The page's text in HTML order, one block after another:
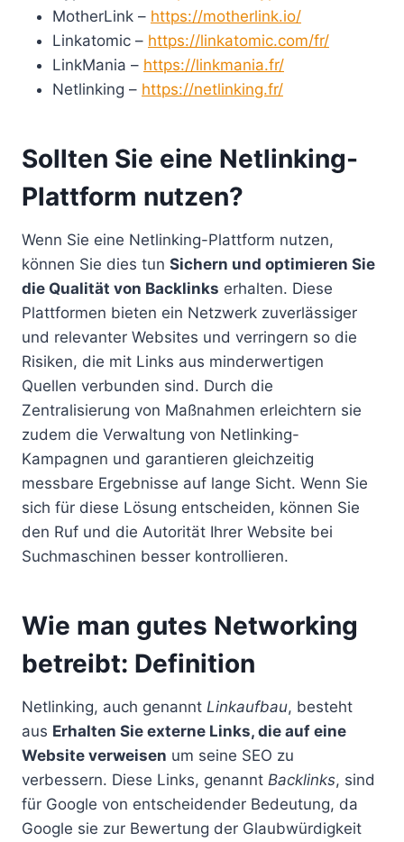
MotherLink – https://motherlink.io/
Linkatomic – https://linkatomic.com/fr/
LinkMania – https://linkmania.fr/
Netlinking – https://netlinking.fr/
Sollten Sie eine Netlinking-
Plattform nutzen?
Wenn Sie eine Netlinking-Plattform nutzen,
können Sie dies tun Sichern und optimieren Sie
die Qualität von Backlinks erhalten. Diese
Plattformen bieten ein Netzwerk zuverlässiger
und relevanter Websites und verringern so die
Risiken, die mit Links aus minderwertigen
Quellen verbunden sind. Durch die
Zentralisierung von Maßnahmen erleichtern sie
zudem die Verwaltung von Netlinking-
Kampagnen und garantieren gleichzeitig
messbare Ergebnisse auf lange Sicht. Wenn Sie
sich für diese Lösung entscheiden, können Sie
den Ruf und die Autorität Ihrer Website bei
Suchmaschinen besser kontrollieren.
Wie man gutes Networking
betreibt: Definition
Netlinking, auch genannt Linkaufbau, besteht
aus Erhalten Sie externe Links, die auf eine
Website verweisen um seine SEO zu
verbessern. Diese Links, genannt Backlinks, sind
für Google von entscheidender Bedeutung, da
Google sie zur Bewertung der Glaubwürdigkeit